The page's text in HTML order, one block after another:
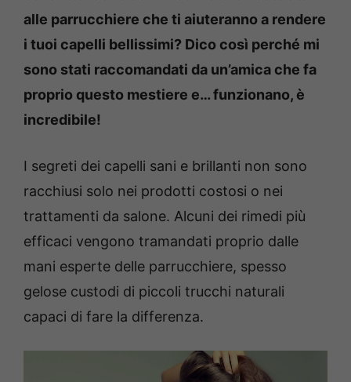
alle parrucchiere che ti aiuteranno a rendere
i tuoi capelli bellissimi? Dico così perché mi
sono stati raccomandati da un’amica che fa
proprio questo mestiere e… funzionano, è
incredibile!
I segreti dei capelli sani e brillanti non sono
racchiusi solo nei prodotti costosi o nei
trattamenti da salone. Alcuni dei rimedi più
efficaci vengono tramandati proprio dalle
mani esperte delle parrucchiere, spesso
gelose custodi di piccoli trucchi naturali
capaci di fare la differenza.